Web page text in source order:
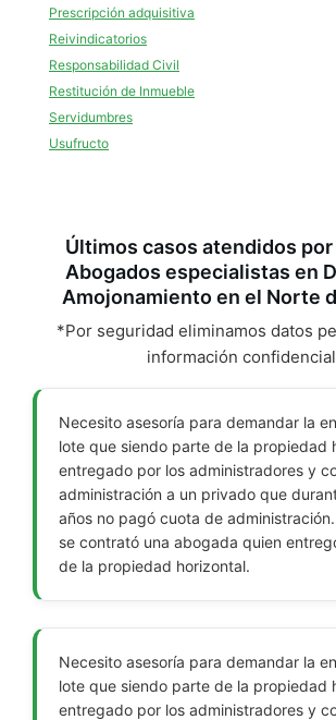
Prescripción adquisitiva
Reivindicatorios
Responsabilidad Civil
Restitución de Inmueble
Servidumbres
Usufructo
Últimos casos atendidos
Abogados especialistas en
Amojonamiento en el Norte
*Por seguridad eliminamos datos
información
Necesito asesoría para demandar la
lote que siendo parte de la propiedad
entregado por los administradores y
administración a un privado que
años no pagó cuota de
se contrató una abogada quien
de la propiedad horizontal.
Necesito asesoría para demandar la
lote que siendo parte de la propiedad
entregado por los administradores y